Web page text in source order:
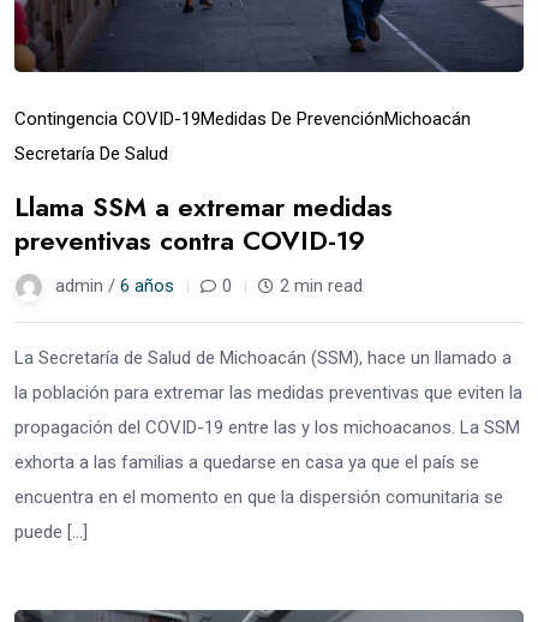
Contingencia COVID-19Medidas De PrevenciónMichoacán
Secretaría De Salud
Llama SSM a extremar medidas
preventivas contra COVID-19
admin / 6 años 0 2 min read
La Secretaría de Salud de Michoacán (SSM), hace un llamado a
la población para extremar las medidas preventivas que eviten la
propagación del COVID-19 entre las y los michoacanos. La SSM
exhorta a las familias a quedarse en casa ya que el país se
encuentra en el momento en que la dispersión comunitaria se
puede […]